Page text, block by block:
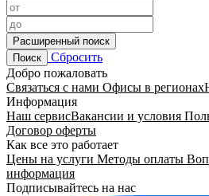
Расширенный поиск
Поиск
Сбросить
Добро пожаловать
Связаться с нами Офисы в регионах
Информация
Наш сервисВакансии и условия
Договор оферты
Как все это работает
Цены на услуги Методы оплаты
информация
Подписывайтесь на нас